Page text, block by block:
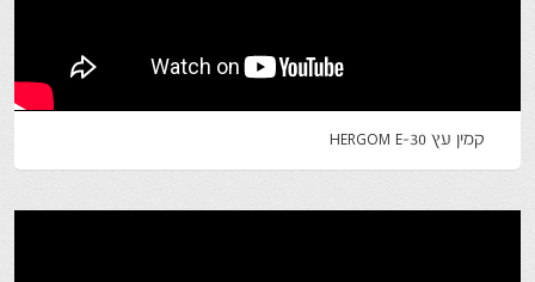
קמין עץ HERGOM E-30